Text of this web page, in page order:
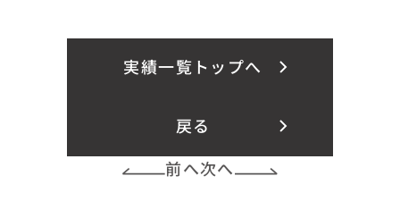
実績一覧トップへ
戻る
前へ次へ